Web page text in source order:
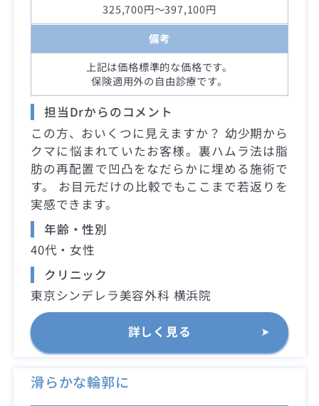
325,700円～397,100円
備考
上記は価格標準的な価格です。
保険適用外の自由診療です。
担当Drからのコメント
この方、おいくつに見えますか？ 幼少期から
クマに悩まれていたお客様。裏ハムラ法は脂
肪の再配置で凹凸をなだらかに埋める施術で
す。 お目元だけの比較でもここまで若返りを
実感できます。
年齢・性別
40代・女性
クリニック
東京シンデレラ美容外科 横浜院
詳しく見る
滑らかな輪郭に